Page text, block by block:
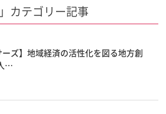
カテゴリー記事
ーズ】地域経済の活性化を図る地方創
…